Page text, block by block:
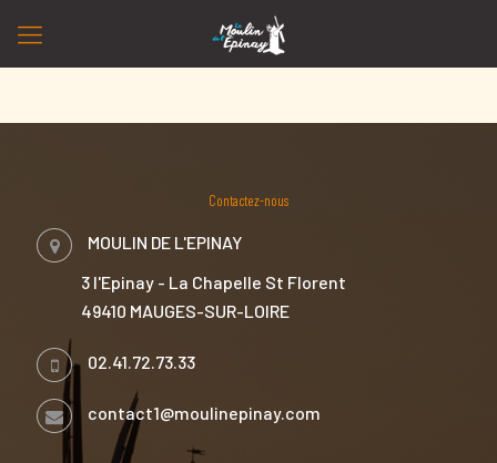
Contactez-nous
MOULIN DE L'EPINAY
3 l'Epinay - La Chapelle St Florent
49410 MAUGES-SUR-LOIRE
02.41.72.73.33
contact1@moulinepinay.com